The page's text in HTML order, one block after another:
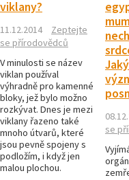
viklany?
11.12.2014
Zeptejte
se přírodovědců
V minulosti se název
viklan používal
výhradně pro kamenné
bloky, jež bylo možno
rozkývat. Dnes je mezi
viklany řazeno také
mnoho útvarů, které
jsou pevně spojeny s
podložím, i když jen
malou plochou.
se